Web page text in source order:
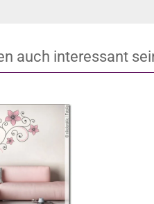
auch interessant